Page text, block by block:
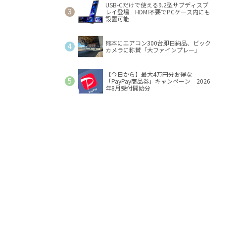
USB-Cだけで使える9.2型サブディスプ
レイ登場 HDMI不要でPCケース内にも
設置可能
熊本にエアコン300台即日納品、ビック
カメラに称賛「大ファインプレー」
【今日から】最大4万円分お得な
「PayPay商品券」キャンペーン 2026
年8月受付開始分